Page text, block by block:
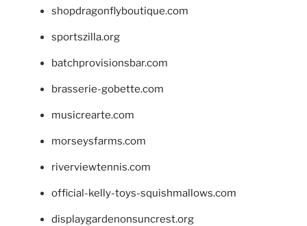
shopdragonflyboutique.com
sportszilla.org
batchprovisionsbar.com
brasserie-gobette.com
musicrearte.com
morseysfarms.com
riverviewtennis.com
official-kelly-toys-squishmallows.com
displaygardenonsuncrest.org